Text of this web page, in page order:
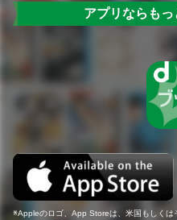
アプリならもっ
Appleのロゴ、App Storeは、米国もしく